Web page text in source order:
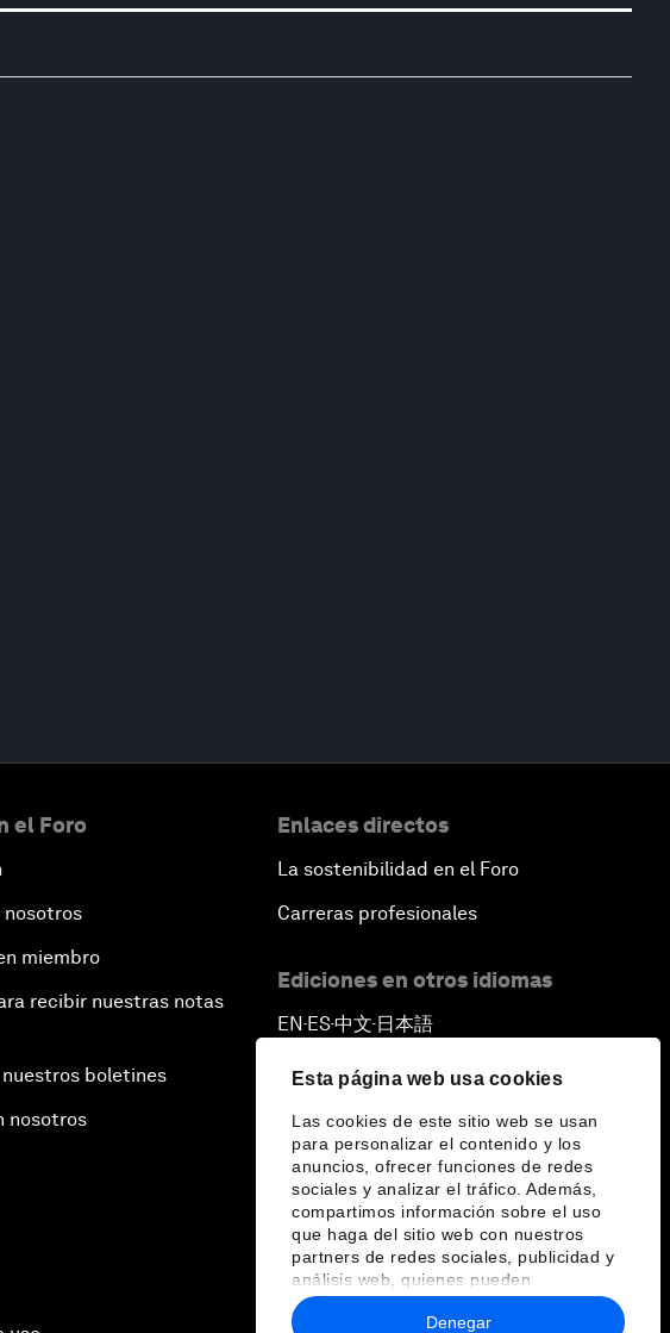
Esta página web usa cookies
Las cookies de este sitio web se usan
para personalizar el contenido y los
anuncios, ofrecer funciones de redes
sociales y analizar el tráfico. Además,
compartimos información sobre el uso
que haga del sitio web con nuestros
partners de redes sociales, publicidad y
análisis web, quienes pueden
combinarla con otra información que les
haya proporcionado o que hayan
Denegar
el Foro
nosotros
miembro
recibir nuestras notas
boletines
nosotros
Enlaces directos
La sostenibilidad en el Foro
Carreras profesionales
Ediciones en otros idiomas
EN ▪ ES▪中文▪ 日本語